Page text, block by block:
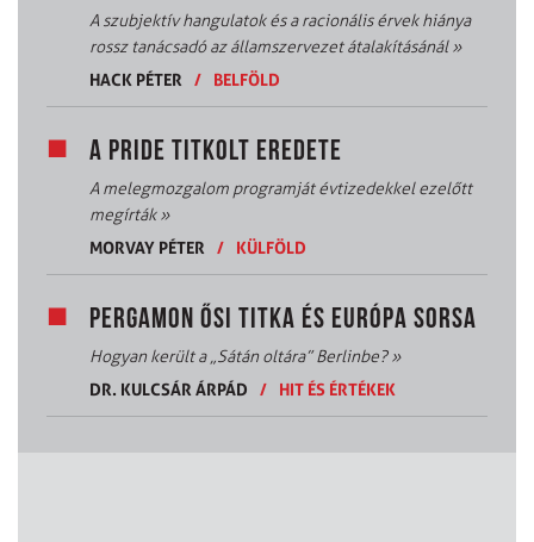
A szubjektív hangulatok és a racionális érvek hiánya
rossz tanácsadó az államszervezet átalakításánál»
HACK PÉTER
/ BELFÖLD
A PRIDE TITKOLT EREDETE
A melegmozgalom programját évtizedekkel ezelőtt
megírták»
MORVAY PÉTER
/ KÜLFÖLD
PERGAMON ŐSI TITKA ÉS EURÓPA SORSA
Hogyan került a „Sátán oltára” Berlinbe?»
DR. KULCSÁR ÁRPÁD
/ HIT ÉS ÉRTÉKEK